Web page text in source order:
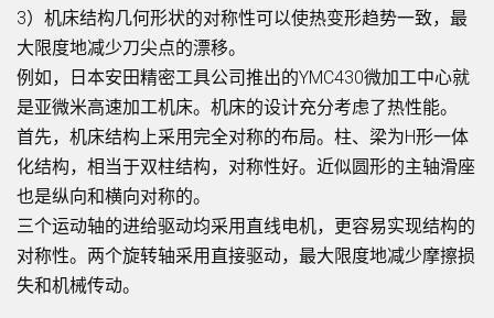
3）机床结构几何形状的对称性可以使热变形趋势一致，最
大限度地减少刀尖点的漂移。
例如，日本安田精密工具公司推出的YMC430微加工中心就
是亚微米高速加工机床。机床的设计充分考虑了热性能。
首先，机床结构上采用完全对称的布局。柱、梁为H形一体
化结构，相当于双柱结构，对称性好。近似圆形的主轴滑座
也是纵向和横向对称的。
三个运动轴的进给驱动均采用直线电机，更容易实现结构的
对称性。两个旋转轴采用直接驱动，最大限度地减少摩擦损
失和机械传动。